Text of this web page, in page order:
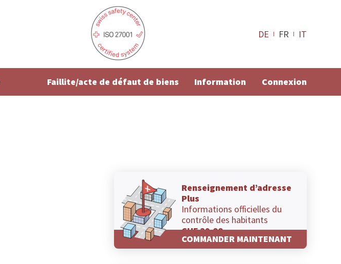
DE FR IT
Faillite/acte de défaut de biens Information Connexion
Renseignement d’adresse
Plus
Informations officielles du
contrôle des habitants
CHF 29.00
COMMANDER MAINTENANT